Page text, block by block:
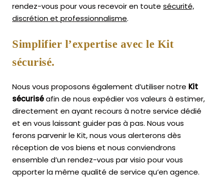
rendez-vous pour vous recevoir en toute sécurité,
discrétion et professionnalisme.
Simplifier l’expertise avec le Kit
sécurisé.
Nous vous proposons également d’utiliser notre Kit
sécuriséafin de nous expédier vos valeurs à estimer,
directement en ayant recours à notre service dédié
et en vous laissant guider pas à pas. Nous vous
ferons parvenir le Kit, nous vous alerterons dès
réception de vos biens et nous conviendrons
ensemble d’un rendez-vous par visio pour vous
apporter la même qualité de service qu’en agence.